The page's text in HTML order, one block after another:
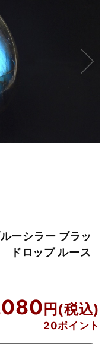
ーシラー ブラッ
ロップ ルース
20ポイント